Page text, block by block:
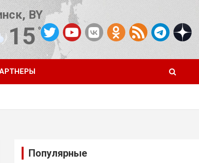
BY
15°C
OpenWeatherMap
Популярные